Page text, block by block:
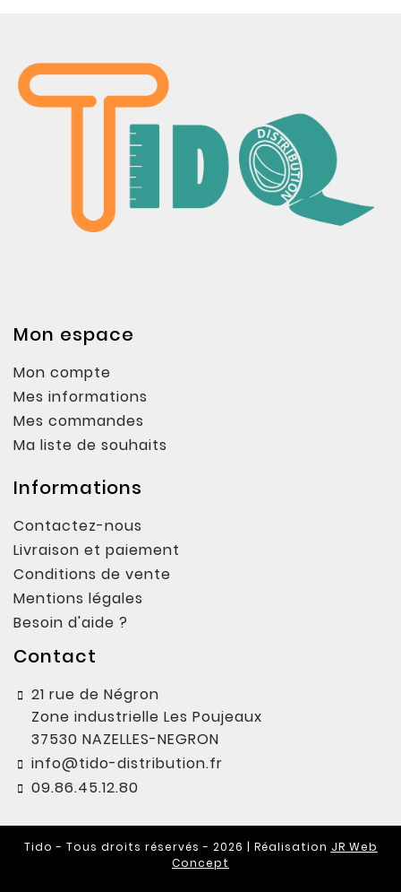
Mon espace
Mon compte
Mes informations
Mes commandes
Ma liste de souhaits
Informations
Contactez-nous
Livraison et paiement
Conditions de vente
Mentions légales
Besoin d'aide ?
Contact
21 rue de Négron
Zone industrielle Les Poujeaux
37530 NAZELLES-NEGRON
info@tido-distribution.fr
09.86.45.12.80
Tido - Tous droits réservés - 2026 | Réalisation JR Web
Concept